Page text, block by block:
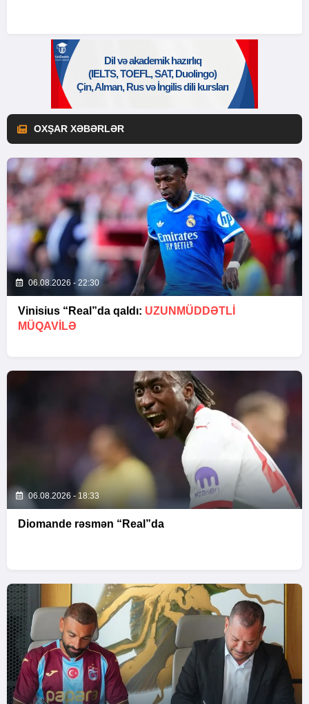
OXŞAR XƏBƏRLƏR
06.08.2026 - 22:30
Vinisius “Real”da qaldı: UZUNMÜDDƏTLİ
MÜQAVİLƏ
06.08.2026 - 18:33
Diomande rəsmən “Real”da